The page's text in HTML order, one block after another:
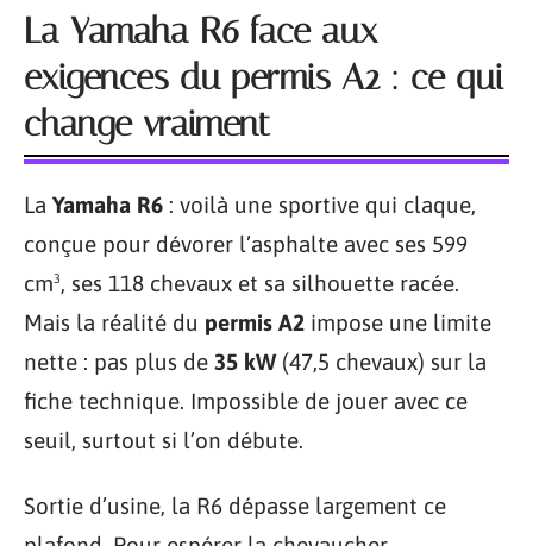
La Yamaha R6 face aux
exigences du permis A2 : ce qui
change vraiment
La Yamaha R6 : voilà une sportive qui claque,
conçue pour dévorer l’asphalte avec ses 599
cm³, ses 118 chevaux et sa silhouette racée.
Mais la réalité du permis A2 impose une limite
nette : pas plus de 35 kW(47,5 chevaux) sur la
fiche technique. Impossible de jouer avec ce
seuil, surtout si l’on débute.
Sortie d’usine, la R6 dépasse largement ce